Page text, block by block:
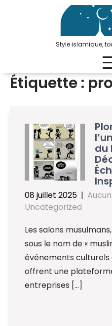
Style islamique,
Étiquette :
du
08 juillet 2025 |
Uncategorized
Les salons
sous le nom de «
événements
offrent une
entreprises […]